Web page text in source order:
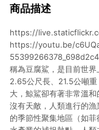
商品描述
https://
https://youtu.be/
稱為豆腐鯊，是目前世
2.65公尺長、21.5公噸
大，鯨鯊卻有著非常溫
沒有天敵，人類進行的
的季節性聚集地區（如